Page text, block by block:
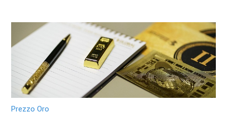
Prezzo Oro